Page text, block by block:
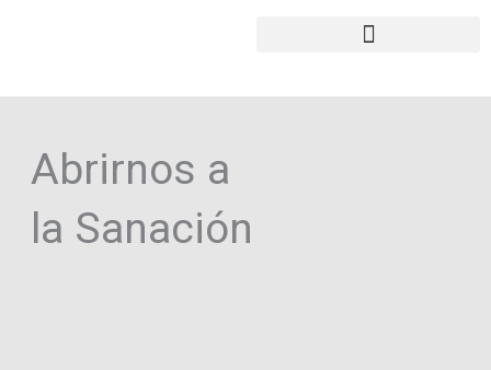
Abrirnos a
la Sanación